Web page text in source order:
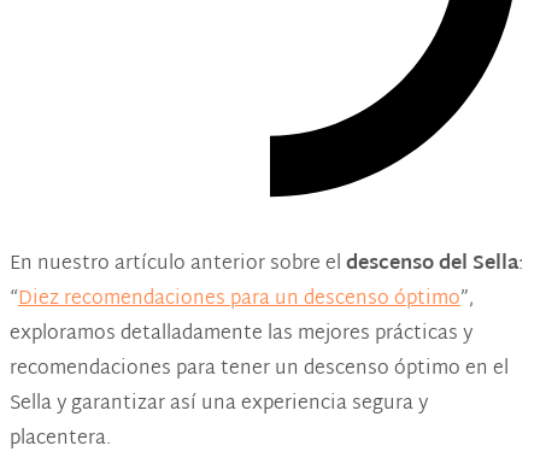
En nuestro artículo anterior sobre eldescenso del Sella:
“Diez recomendaciones para un descenso óptimo”,
exploramos detalladamente las mejores prácticas y
recomendaciones para tener un descenso óptimo en el
Sella y garantizar así una experiencia segura y
placentera.